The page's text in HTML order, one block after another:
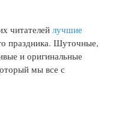
читателейлучшие
праздника. Шуточные,
и оригинальные
мы все с